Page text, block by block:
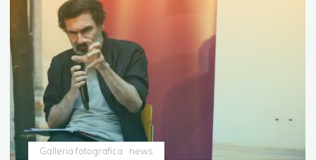
margine"
Galleria fotografica news